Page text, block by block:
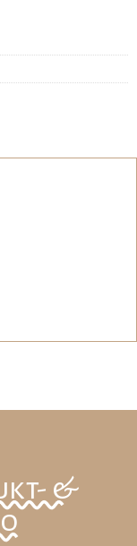
&